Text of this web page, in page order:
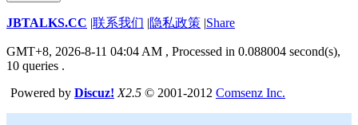
JBTALKS.CC |联系我们 |隐私政策 |Share
GMT+8, 2026-8-11 04:04 AM , Processed in 0.088004 second(s),
10 queries .
Powered by Discuz! X2.5 © 2001-2012 Comsenz Inc.